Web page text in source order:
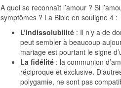
A quoi se reconnaît l’amour ? Si
symptômes ? La Bible en souligne 4 :
L’indissolubilité : Il n’y a de
peut sembler à beaucoup
mariage est pourtant le signe
La fidélité : la communion
réciproque et exclusive.
polygamie, ne sont pas